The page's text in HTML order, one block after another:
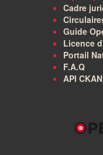
Cadre
Guide
Licence
Portail
F.A.Q
API CKAN